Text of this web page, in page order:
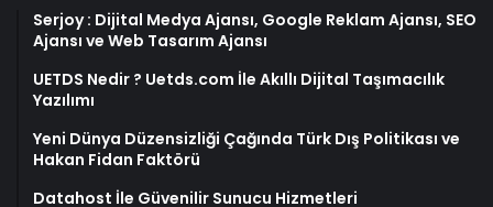
Serjoy : Dijital Medya Ajansı, Google Reklam Ajansı, SEO
Ajansı ve Web Tasarım Ajansı
UETDS Nedir ? Uetds.com İle Akıllı Dijital Taşımacılık
Yazılımı
Yeni Dünya Düzensizliği Çağında Türk Dış Politikası ve
Hakan Fidan Faktörü
Datahost İle Güvenilir Sunucu Hizmetleri